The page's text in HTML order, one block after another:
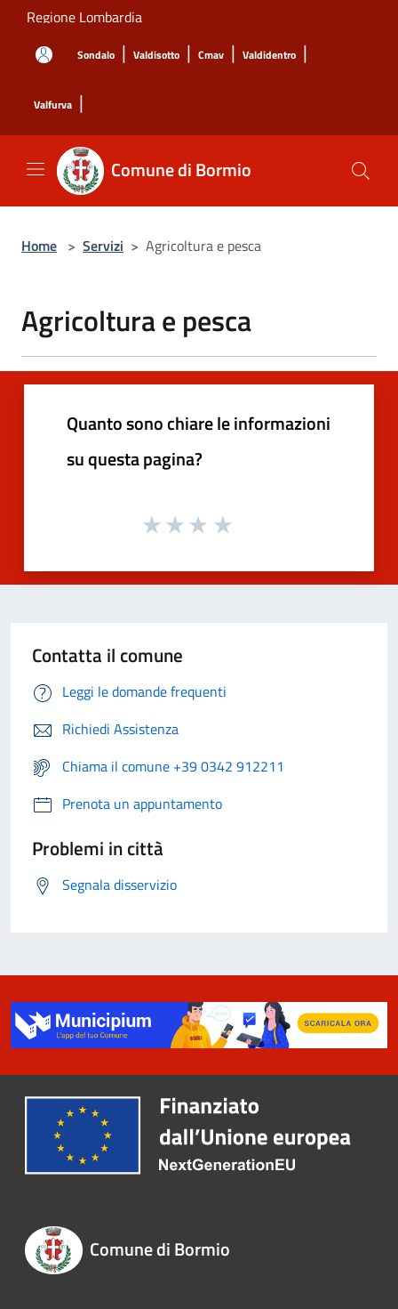
Salta al contenuto principale
Regione Lombardia
Sondalo | Valdisotto | Cmav | Valdidentro |
Valfurva |
Comune di Bormio
Home > Servizi > Agricoltura e pesca
Agricoltura e pesca
Quanto sono chiare le informazioni
su questa pagina?
Contatta il comune
Leggi le domande frequenti
Richiedi Assistenza
Chiama il comune +39 0342 912211
Prenota un appuntamento
Problemi in città
Segnala disservizio
Comune di Bormio